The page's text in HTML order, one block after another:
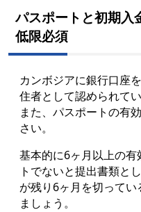
パスポートと初期入
低限必須
カンボジアに銀行口座
住者として認められて
また、パスポートの有
さい。
基本的に6ヶ月以上の
トでないと提出書類と
が残り6ヶ月を切って
ましょう。